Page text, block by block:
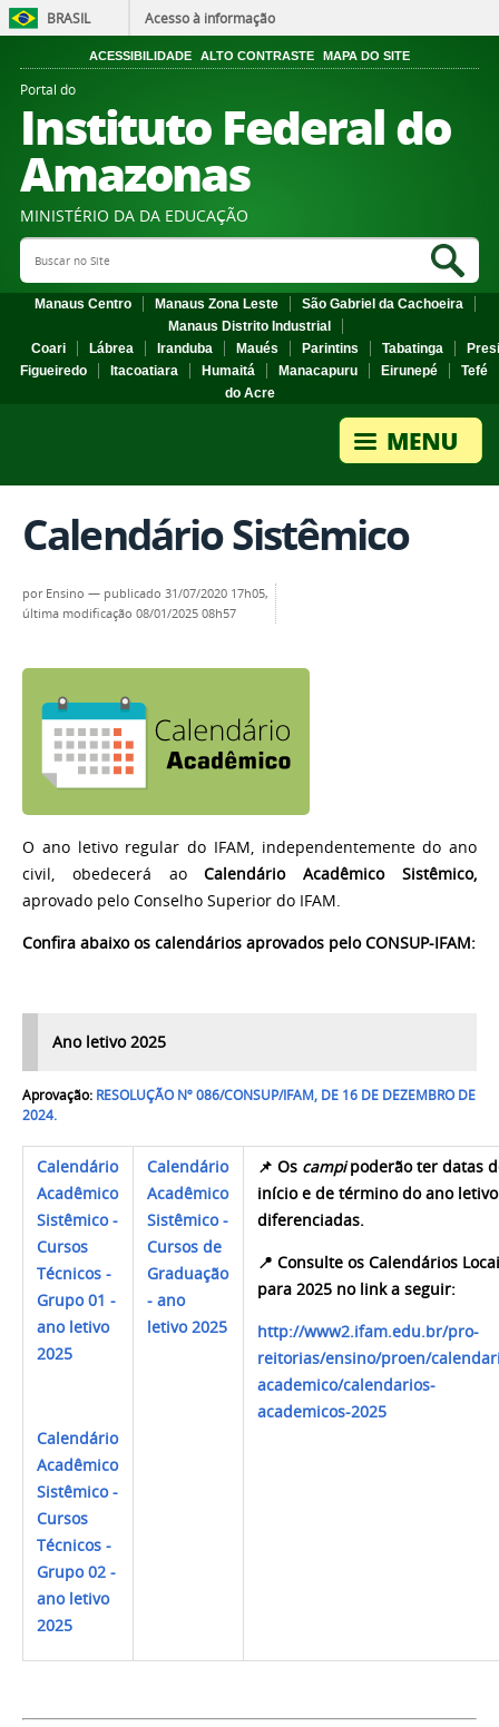
BRASIL Acesso à informação
ACESSIBILIDADE ALTO CONTRASTE MAPA DO SITE
Portal do
Instituto Federal do
Amazonas
MINISTÉRIO DA DA EDUCAÇÃO
Search Site
Manaus Centro Manaus Zona Leste
São Gabriel da Cachoeira
Manaus Distrito Industrial
Coari
Lábrea Iranduba Maués Parintins Tabatinga
Figueiredo
Itacoatiara Humaitá Manacapuru Eirunepé
Tefé
do Acre
Calendário Sistêmico
por Ensino — publicado 31/07/2020 17h05,
última modificação 08/01/2025 08h57
O ano letivo regular do IFAM, independentemente do ano
civil, obedecerá aoCalendárioAcadêmico Sistêmico,
aprovado pelo Conselho Superior do IFAM.
Confira abaixo os calendários aprovados pelo CONSUP-IFAM:
Ano letivo 2025
Aprovação: RESOLUÇÃO Nº 086/CONSUP/IFAM, DE 16 DE DEZEMBRO DE
2024.
Calendário
Acadêmico
Sistêmico -
Cursos
Técnicos -
Grupo 01 -
ano letivo
2025
Calendário
Acadêmico
Sistêmico -
Cursos
Técnicos -
Grupo 02 -
ano letivo
2025
Calendário
Acadêmico
Sistêmico -
Cursos de
Graduação
- ano
letivo 2025
📌Os campipoderão ter datas
início e de término do ano letivo
diferenciadas.
📍Consulte os Calendários
para 2025 no link a seguir:
http://www2.ifam.edu.br/pro-
reitorias/ensino/proen/
academico/calendarios-
academicos-2025